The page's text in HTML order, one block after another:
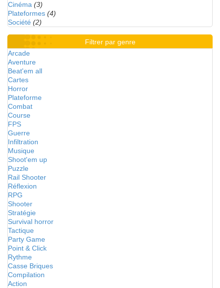
Cinéma (3)
Plateformes (4)
Société (2)
Filtrer par genre
Arcade
Aventure
Beat'em all
Cartes
Horror
Plateforme
Combat
Course
FPS
Guerre
Infiltration
Musique
Shoot'em up
Puzzle
Rail Shooter
Réflexion
RPG
Shooter
Stratégie
Survival horror
Tactique
Party Game
Point & Click
Rythme
Casse Briques
Compilation
Action